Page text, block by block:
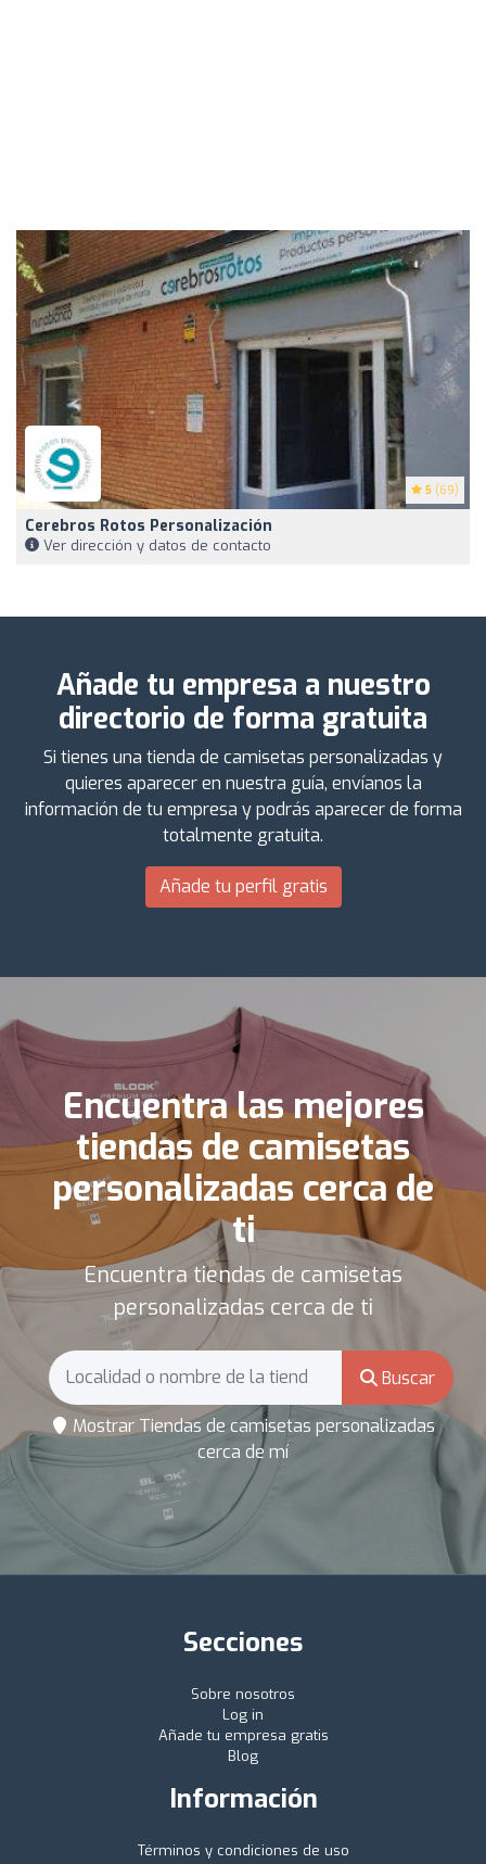
5 (69)
Cerebros Rotos Personalización
Ver dirección y datos de contacto
Añade tu empresa a nuestro
directorio de forma gratuita
Si tienes una tienda de camisetas personalizadas y
quieres aparecer en nuestra guía, envíanos la
información de tu empresa y podrás aparecer de forma
totalmente gratuita.
Añade tu perfil gratis
Encuentra las mejores
tiendas de camisetas
personalizadas cerca de
ti
Encuentra tiendas de camisetas
personalizadas cerca de ti
Buscar
Mostrar Tiendas de camisetas personalizadas
cerca de mí
Secciones
Sobre nosotros
Log in
Añade tu empresa gratis
Blog
Información
Términos y condiciones de uso